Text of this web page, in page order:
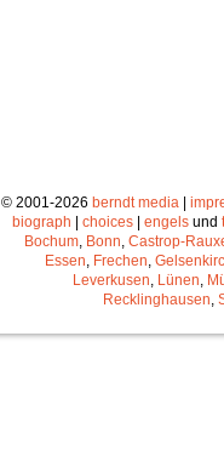
© 2001-2026 berndt media |
biograph | choices | engels und
Bochum Bonn Castrop-
Essen Frechen
Leverkusen Lünen
Recklinghausen